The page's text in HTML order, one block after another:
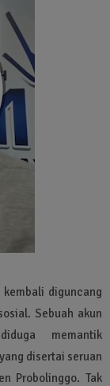
diguncang
Sebuah akun
memantik
disertai seruan
Probolinggo. Tak